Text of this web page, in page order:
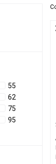
55
62
75
95